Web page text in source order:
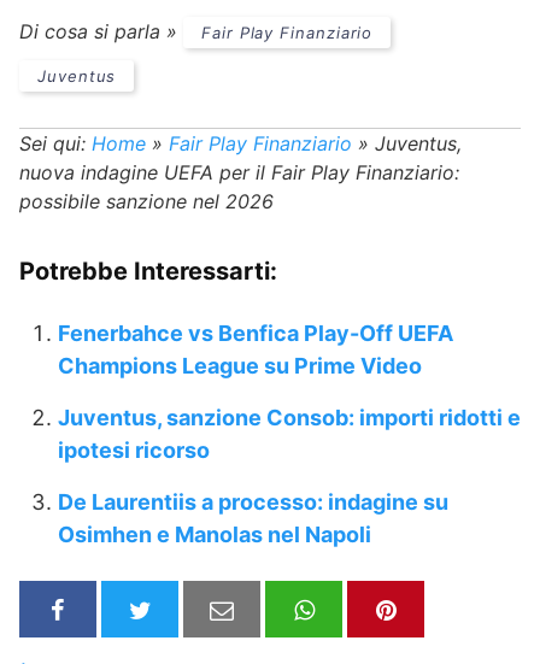
Di cosa si parla » Fair Play Finanziario
Juventus
Sei qui: Home » Fair Play Finanziario » Juventus,
nuova indagine UEFA per il Fair Play Finanziario:
possibile sanzione nel 2026
Potrebbe Interessarti:
Fenerbahce vs Benfica Play-Off UEFA
Champions League su Prime Video
Juventus, sanzione Consob: importi ridotti e
ipotesi ricorso
De Laurentiis a processo: indagine su
Osimhen e Manolas nel Napoli